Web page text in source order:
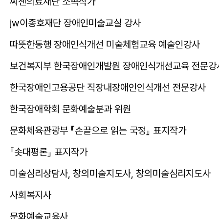
jw이종호재단 장애인미술교실 강사
따뜻한동행 장애인식개선 미술체험교육 예술인강사
보건복지부 한국장애인개발원 장애인식개선교육 전문강
한국장애인고용공단 직장내장애인인식개선 전문강사
한국장애학회 문화예술분과 위원
문화체육관광부 『손끝으로 읽는 국정』 표지작가
『솟대평론』 표지작가
미술심리상담사, 창의미술지도사, 창의미술심리지도사
사회복지사
문화예술교육사